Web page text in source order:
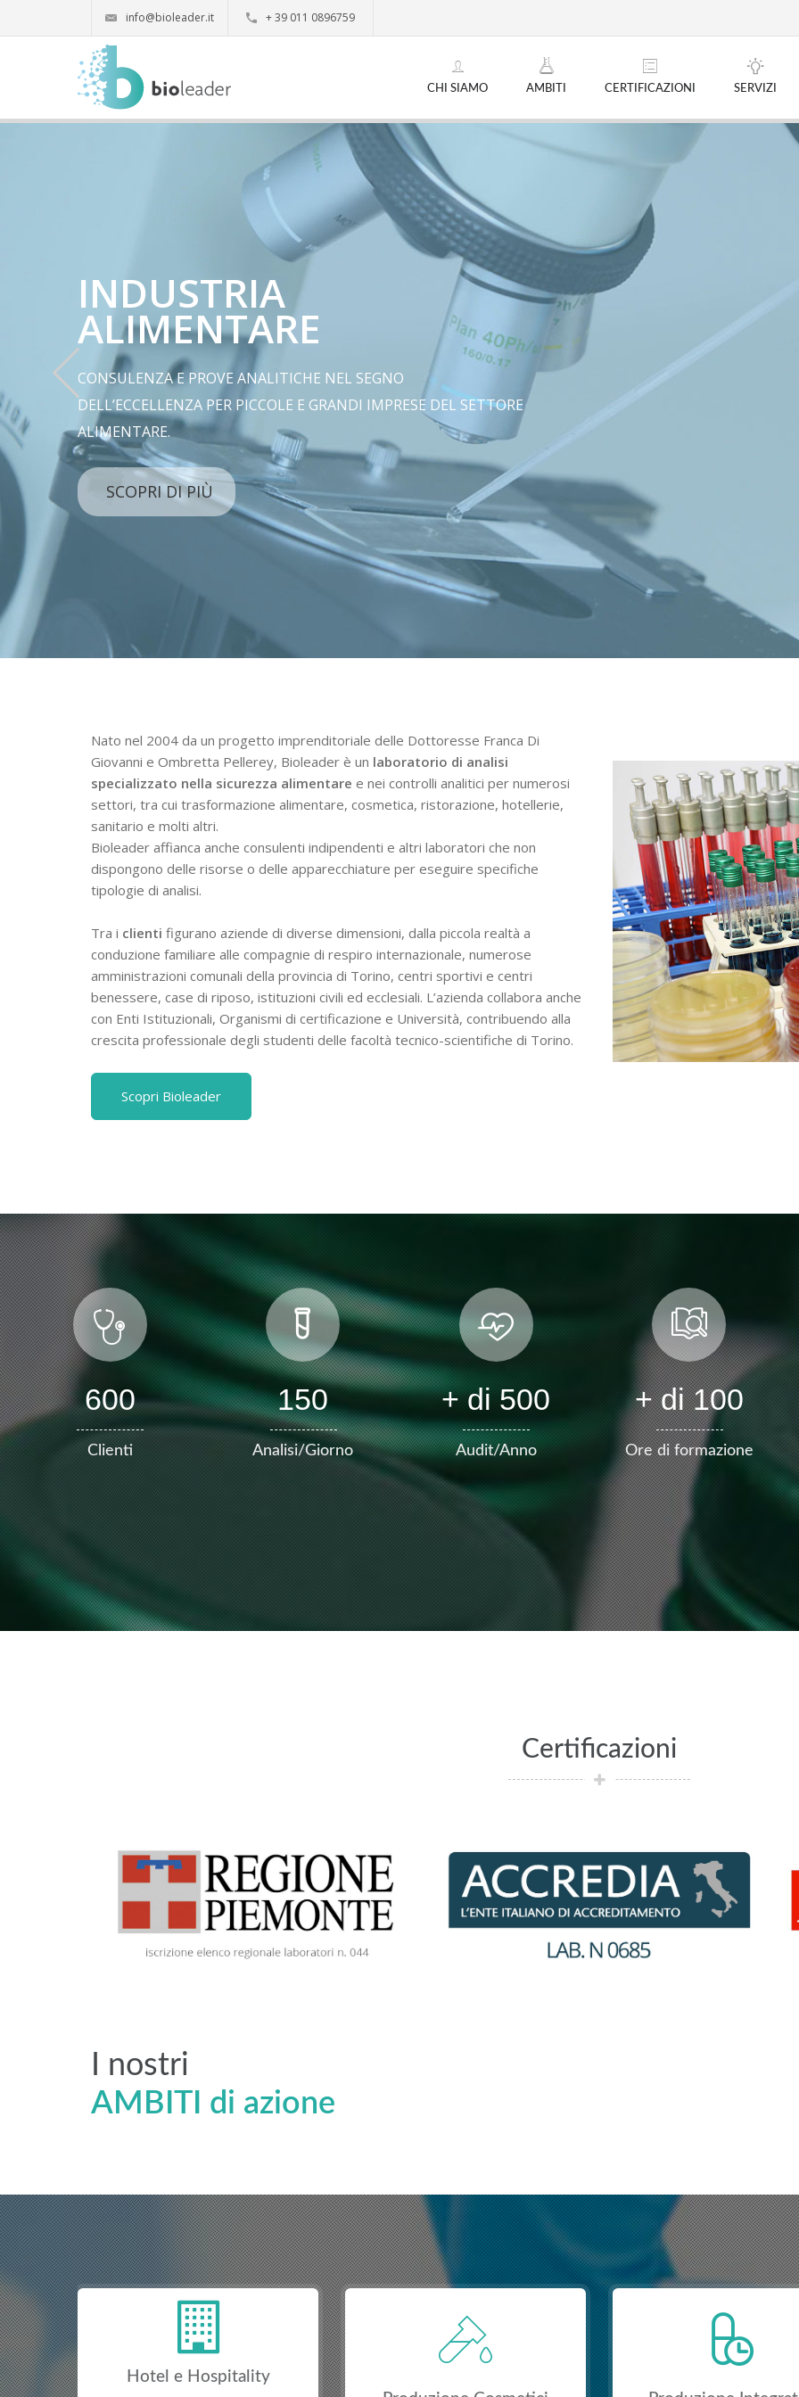
info@bioleader.it + 39 011 0896759
CHI SIAMO AMBITI CERTIFICAZIONI SERVIZI
INDUSTRIA
ALIMENTARE
CONSULENZA E PROVE ANALITICHE NEL SEGNO
DELL’ECCELLENZA PER PICCOLE E GRANDI IMPRESE DEL SETTORE
ALIMENTARE.
SCOPRI DI PIÙ
Nato nel 2004 da un progetto imprenditoriale delle Dottoresse Franca Di
Giovanni e Ombretta Pellerey, Bioleader è un laboratorio di analisi
specializzato nella sicurezza alimentare e nei controlli analitici per numerosi
settori, tra cui trasformazione alimentare, cosmetica, ristorazione, hotellerie,
sanitario e molti altri.
Bioleader affianca anche consulenti indipendenti e altri laboratori che non
dispongono delle risorse o delle apparecchiature per eseguire specifiche
tipologie di analisi.
Tra i clienti figurano aziende di diverse dimensioni, dalla piccola realtà a
conduzione familiare alle compagnie di respiro internazionale, numerose
amministrazioni comunali della provincia di Torino, centri sportivi e centri
benessere, case di riposo, istituzioni civili ed ecclesiali. L’azienda collabora anche
con Enti Istituzionali, Organismi di certificazione e Università, contribuendo alla
crescita professionale degli studenti delle facoltà tecnico-scientifiche di Torino.
Scopri Bioleader
600
Clienti
150
Analisi/Giorno
+ di 500
Audit/Anno
+ di 100
Ore di formazione
Certificazioni
I nostri
AMBITI di azione